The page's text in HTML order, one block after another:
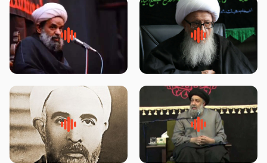
زوّار اربعین امام حسین (علیه
السلام) با این اشتیاق به زیارت
روضه جانسوز پاره های جگر امام
حسن مجتبی علیه السلام-حجت
لقب حضرت رقیه سلام الله علیها به
چه معناست – حجت الاسلام علوی
روضه‌ی مجلس یزید ملعون و
اسارت اهل‌بیت علیهم‌السلام –